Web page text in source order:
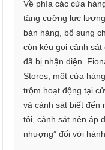
Về phía các cửa
tăng cường lực
bán hàng, bổ sung
còn kêu gọi cảnh
đã bị nhận diện.
Stores, một cửa
trộm hoạt động tại
và cảnh sát biết đến
tôi, cảnh sát nên áp
nhượng” đối với